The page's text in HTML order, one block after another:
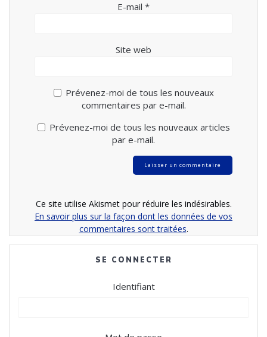
E-mail *
Site web
Prévenez-moi de tous les nouveaux
commentaires par e-mail.
Prévenez-moi de tous les nouveaux articles
par e-mail.
Ce site utilise Akismet pour réduire les indésirables.
En savoir plus sur la façon dont les données de vos
commentaires sont traitées.
SE CONNECTER
Identifiant